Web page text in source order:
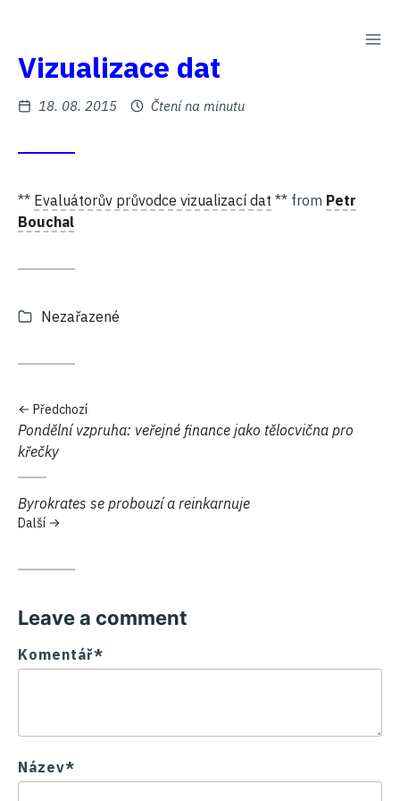
obsahVizualizace dat
Zveřejněno
18. 08. 2015 Čtení na minutu
** Evaluátorův průvodce vizualizací dat ** from Petr
Bouchal
Kategorie:
Nezařazené
Předchozí
Předchozí:
Pondělní vzpruha: veřejné finance jako tělocvična pro
křečky
Další:
Byrokrates se probouzí a reinkarnuje
Další
Leave a comment
Komentář*
Název*